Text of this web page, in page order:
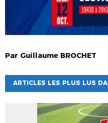
Par Guillaume BROCHET
ARTICLES LES PLUS LUS